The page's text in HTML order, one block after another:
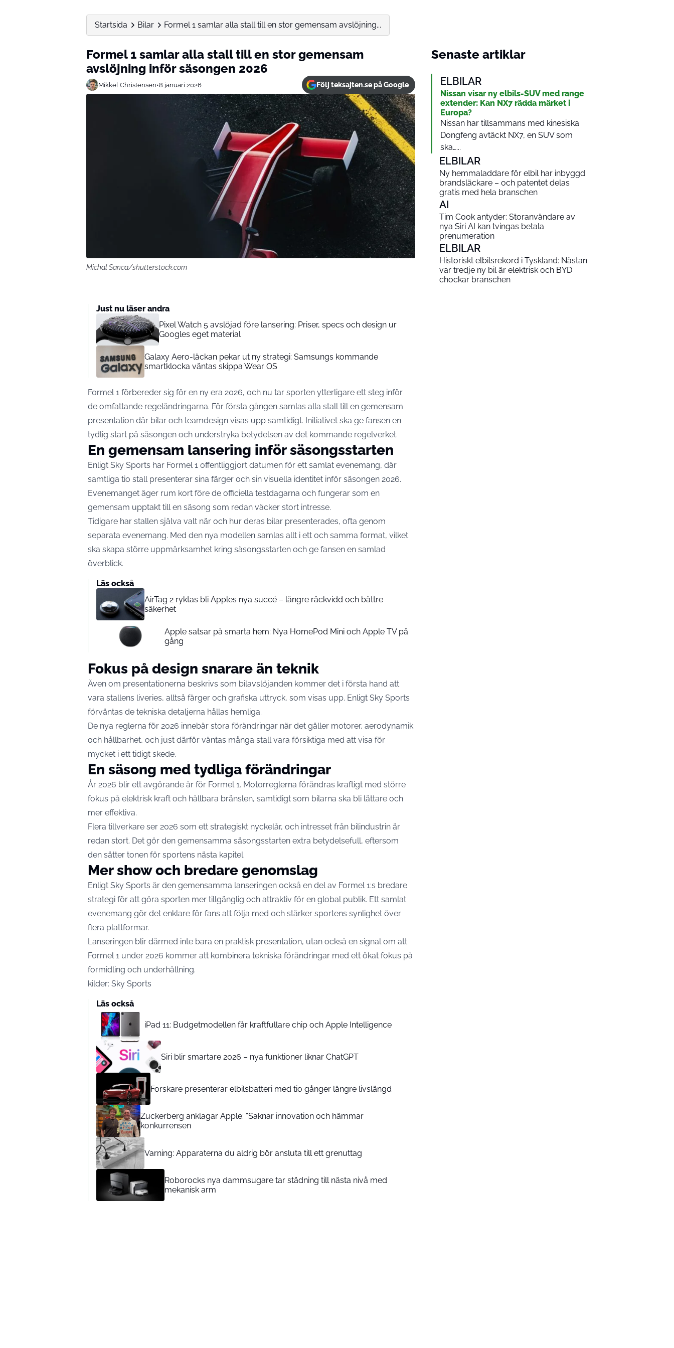
Startsida Bilar Formel 1 samlar alla stall till en stor gemensam avslöjning...
Formel 1 samlar alla stall till en stor gemensam
avslöjning inför säsongen 2026
Mikkel Christensen•8 januari 2026 Följ teksajten.se på Google
Michal Sanca/shutterstock.com
Just nu läser andra
Pixel Watch 5 avslöjad före lansering: Priser, specs och design ur
Googles eget material
Galaxy Aero-läckan pekar ut ny strategi: Samsungs kommande
smartklocka väntas skippa Wear OS
Formel 1 förbereder sig för en ny era 2026, och nu tar sporten ytterligare ett steg inför
de omfattande regeländringarna. För första gången samlas alla stall till en gemensam
presentation där bilar och teamdesign visas upp samtidigt. Initiativet ska ge fansen en
tydlig start på säsongen och understryka betydelsen av det kommande regelverket.
En gemensam lansering inför säsongsstarten
Enligt Sky Sports har Formel 1 offentliggjort datumen för ett samlat evenemang, där
samtliga tio stall presenterar sina färger och sin visuella identitet inför säsongen 2026.
Evenemanget äger rum kort före de officiella testdagarna och fungerar som en
gemensam upptakt till en säsong som redan väcker stort intresse.
Tidigare har stallen själva valt när och hur deras bilar presenterades, ofta genom
separata evenemang. Med den nya modellen samlas allt i ett och samma format, vilket
ska skapa större uppmärksamhet kring säsongsstarten och ge fansen en samlad
överblick.
Läs också
AirTag 2 ryktas bli Apples nya succé – längre räckvidd och bättre
säkerhet
Apple satsar på smarta hem: Nya HomePod Mini och Apple TV på
gång
Fokus på design snarare än teknik
Även om presentationerna beskrivs som bilavslöjanden kommer det i första hand att
vara stallens liveries, alltså färger och grafiska uttryck, som visas upp. Enligt Sky Sports
förväntas de tekniska detaljerna hållas hemliga.
De nya reglerna för 2026 innebär stora förändringar när det gäller motorer, aerodynamik
och hållbarhet, och just därför väntas många stall vara försiktiga med att visa för
mycket i ett tidigt skede.
En säsong med tydliga förändringar
År 2026 blir ett avgörande år för Formel 1. Motorreglerna förändras kraftigt med större
fokus på elektrisk kraft och hållbara bränslen, samtidigt som bilarna ska bli lättare och
mer effektiva.
Flera tillverkare ser 2026 som ett strategiskt nyckelår, och intresset från bilindustrin är
redan stort. Det gör den gemensamma säsongsstarten extra betydelsefull, eftersom
den sätter tonen för sportens nästa kapitel.
Mer show och bredare genomslag
Enligt Sky Sports är den gemensamma lanseringen också en del av Formel 1:s bredare
strategi för att göra sporten mer tillgänglig och attraktiv för en global publik. Ett samlat
evenemang gör det enklare för fans att följa med och stärker sportens synlighet över
flera plattformar.
Lanseringen blir därmed inte bara en praktisk presentation, utan också en signal om att
Formel 1 under 2026 kommer att kombinera tekniska förändringar med ett ökat fokus på
formidling och underhållning.
kilder: Sky Sports
Läs också
iPad 11: Budgetmodellen får kraftfullare chip och Apple Intelligence
Siri blir smartare 2026 – nya funktioner liknar ChatGPT
Forskare presenterar elbilsbatteri med tio gånger längre livslängd
Zuckerberg anklagar Apple: ”Saknar innovation och hämmar
konkurrensen
Varning: Apparaterna du aldrig bör ansluta till ett grenuttag
Roborocks nya dammsugare tar städning till nästa nivå med
mekanisk arm
Senaste artiklar
ELBILAR
Nissan visar ny elbils-SUV med range
extender: Kan NX7 rädda märket i
Europa?
Nissan har tillsammans med kinesiska
Dongfeng avtäckt NX7, en SUV som
ska…...
ELBILAR
Ny hemmaladdare för elbil har inbyggd
brandsläckare – och patentet delas
gratis med hela branschen
AI
Tim Cook antyder: Storanvändare av
nya Siri AI kan tvingas betala
prenumeration
ELBILAR
Historiskt elbilsrekord i Tyskland: Nästan
var tredje ny bil är elektrisk och BYD
chockar branschen